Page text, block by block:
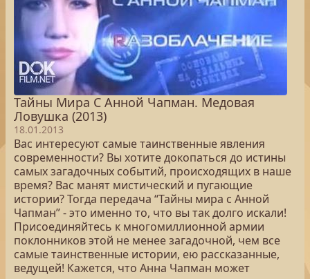
Тайны Мира С Анной Чапман. Медовая
Ловушка (2013)
18.01.2013
Вас интересуют самые таинственные явления
современности? Вы хотите докопаться до истины
самых загадочных событий, происходящих в наше
время? Вас манят мистический и пугающие
истории? Тогда передача “Тайны мира с Анной
Чапман” - это именно то, что вы так долго искали!
Присоединяйтесь к многомиллионной армии
поклонников этой не менее загадочной, чем все
самые таинственные истории, ею рассказанные,
ведущей! Кажется, что Анна Чапман может